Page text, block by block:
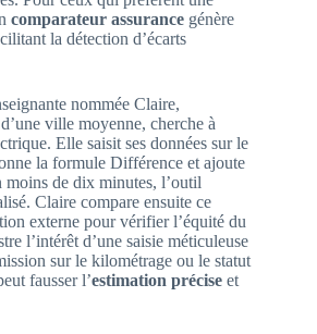
comparateur assurance génère
la détection d’écarts
nommée Claire,
ville moyenne, cherche à
Elle saisit ses données sur le
la formule Différence et ajoute
moins de dix minutes, l’outil
Claire compare ensuite ce
externe pour vérifier l’équité du
l’intérêt d’une saisie méticuleuse
sur le kilométrage ou le statut
fausser l’estimation précise et